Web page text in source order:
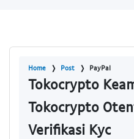
Home Post PayPal
Tokocrypto
Tokocrypto
Verifikasi Kyc